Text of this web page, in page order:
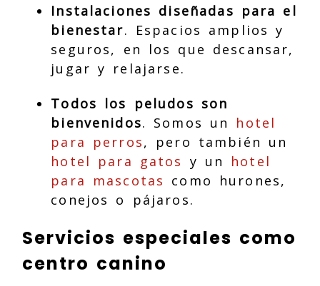
Instalaciones diseñadas para el
bienestar. Espacios amplios y
seguros, en los que descansar,
jugar y relajarse.
Todos los peludos son
bienvenidos. Somos un hotel
para perros, pero también un
hotel para gatos y un hotel
para mascotas como hurones,
conejos o pájaros.
Servicios especiales como
centro canino